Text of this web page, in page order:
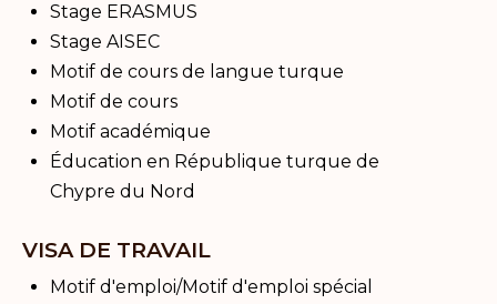
Stage ERASMUS
Stage AISEC
Motif de cours de langue turque
Motif de cours
Motif académique
Éducation en République turque de
Chypre du Nord
VISA DE TRAVAIL
Motif d'emploi/Motif d'emploi spécial